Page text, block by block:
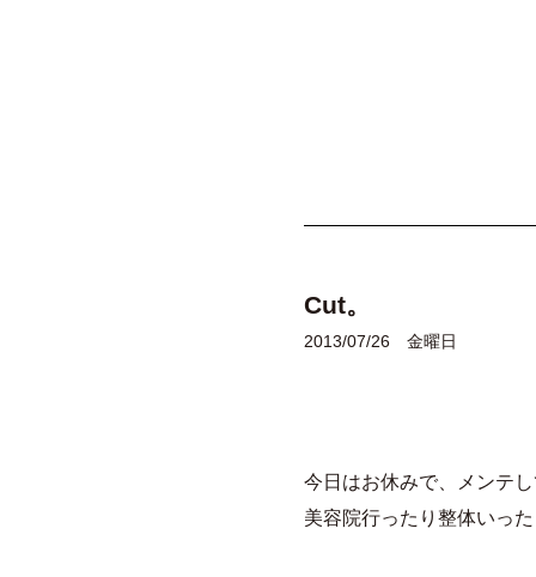
Cut。
2013/07/26 金曜日
今日はお休みで、メンテ
美容院行ったり整体いっ